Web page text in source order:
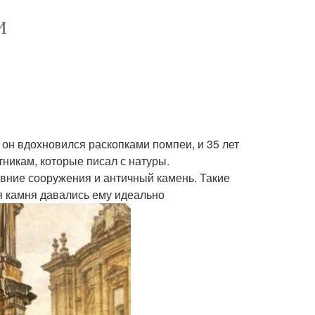
вдохновился раскопками помпеи, и 35 лет
которые писал с натуры.
сооружения и античный камень. Такие
камня давались ему идеально